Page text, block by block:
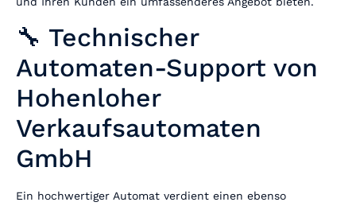
🔧 Technischer
Automaten-Support von
Hohenloher
Verkaufsautomaten
GmbH
Ein hochwertiger Automat verdient einen ebenso